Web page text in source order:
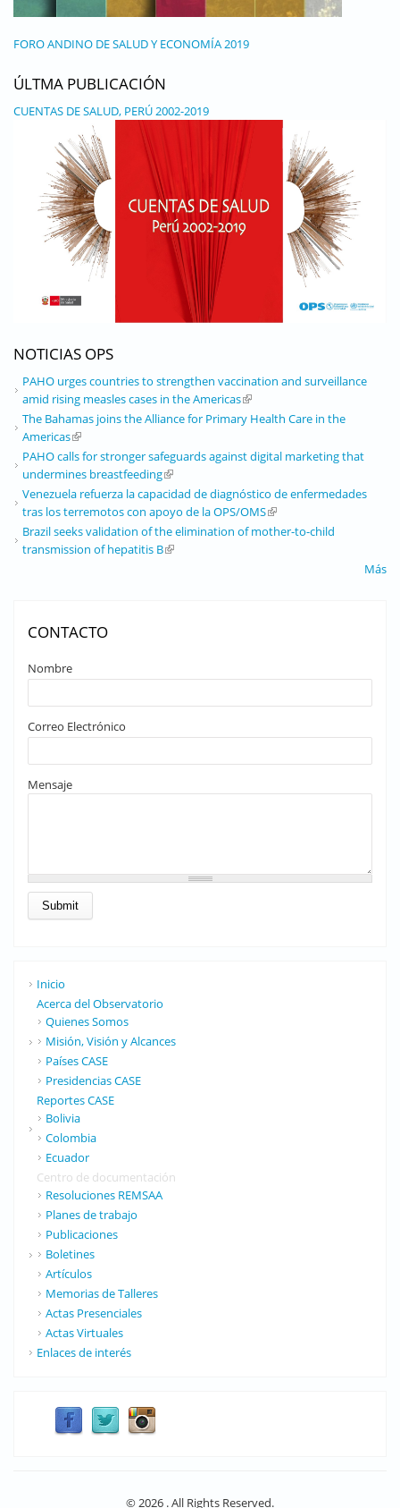
FORO ANDINO DE SALUD Y ECONOMÍA 2019
ÚLTMA PUBLICACIÓN
CUENTAS DE SALUD, PERÚ 2002-2019
NOTICIAS OPS
PAHO urges countries to strengthen vaccination and surveillance
amid rising measles cases in the Americas(link is external)
The Bahamas joins the Alliance for Primary Health Care in the
Americas(link is external)
PAHO calls for stronger safeguards against digital marketing that
undermines breastfeeding(link is external)
Venezuela refuerza la capacidad de diagnóstico de enfermedades
tras los terremotos con apoyo de la OPS/OMS(link is external)
Brazil seeks validation of the elimination of mother-to-child
transmission of hepatitis B(link is external)
Más
CONTACTO
Nombre
Correo Electrónico
Mensaje
Inicio
Acerca del Observatorio
Quienes Somos
Misión, Visión y Alcances
Países CASE
Presidencias CASE
Reportes CASE
Bolivia
Colombia
Ecuador
Centro de documentación
Resoluciones REMSAA
Planes de trabajo
Publicaciones
Boletines
Artículos
Memorias de Talleres
Actas Presenciales
Actas Virtuales
Enlaces de interés
© 2026 . All Rights Reserved.